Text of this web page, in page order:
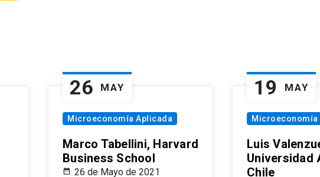
26 MAY
Microeconomía Aplicada
Marco Tabellini, Harvard
Business School
26 de Mayo de 2021
19 MAY
Microeconomía
Luis
Universidad
Chile